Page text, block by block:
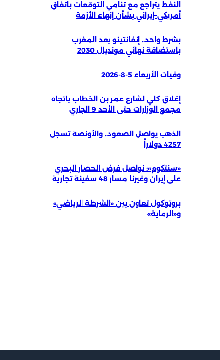
النفط يتراجع مع تنامي التوقعات باتفاق
أمريكي–إيراني بشأن إنهاء الأزمة
بشرط واحد.. إنفانتينو يعد المغرب
باستضافة نهائي مونديال 2030
وفيات الأربعاء 5-8-2026
إغلاق كلي لشارع عمر بن الخطاب باتجاه
مجمع الوزارات حتى الأحد 9 الجاري
الذهب يواصل الصعود.. والأونصة تسجل
4257 دولاراً
«سنتكوم»: نواصل فرض الحصار البحري
على إيران وغيرنا مسار 48 سفينة تجارية
بروتوكول تعاون بين «الشرطة الرياضي»
و«الرماية»